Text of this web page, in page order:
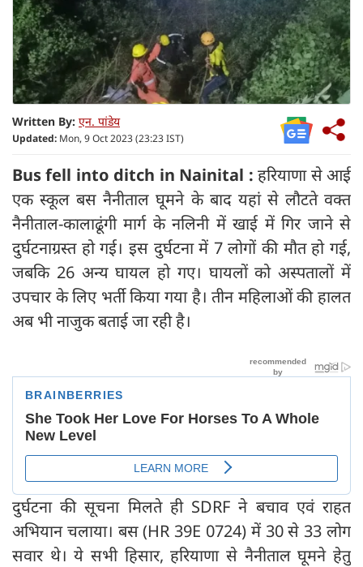
Written By: एन. पांडेय
Updated: Mon, 9 Oct 2023 (23:23 IST)
Bus fell into ditch in Nainital :हरियाणा से आई
एक स्कूल बस नैनीताल घूमने के बाद यहां से लौटते वक्त
नैनीताल-कालाढूंगी मार्ग के नलिनी में खाई में गिर जाने से
दुर्घटनाग्रस्त हो गई। इस दुर्घटना में 7 लोगों की मौत हो गई,
जबकि 26 अन्य घायल हो गए। घायलों को अस्पतालों में
उपचार के लिए भर्ती किया गया है। तीन महिलाओं की हालत
अब भी नाजुक बताई जा रही है।
दुर्घटना की सूचना मिलते ही SDRF ने बचाव एवं राहत
अभियान चलाया। बस (HR 39E 0724) में 30 से 33 लोग
सवार थे। ये सभी हिसार, हरियाणा से नैनीताल घूमने हेतु